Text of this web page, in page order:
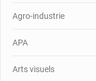
Agro-industrie
APA
Arts visuels